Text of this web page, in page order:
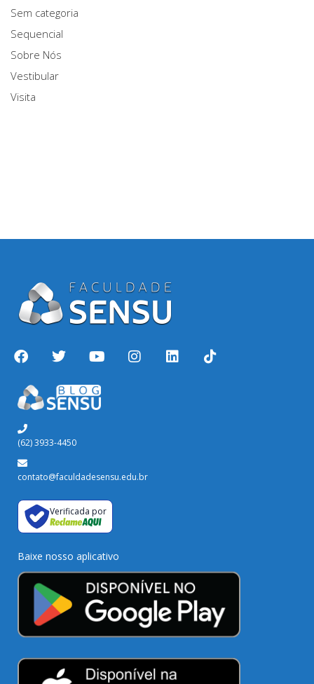
Sem categoria
Sequencial
Sobre Nós
Vestibular
Visita
(62) 3933-4450
contato@faculdadesensu.edu.br
Verificada por
Baixe nosso aplicativo